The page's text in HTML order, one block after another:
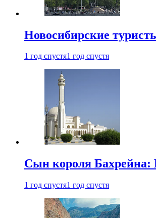
Новосибирские
1 год спустя1 год спустя
Сын короля Бахрейна:
1 год спустя1 год спустя